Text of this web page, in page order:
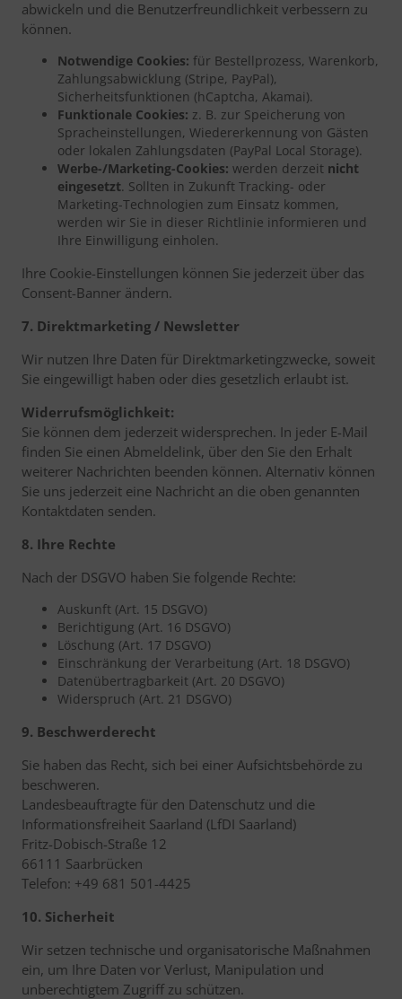
abwickeln und die Benutzerfreundlichkeit verbessern zu
können.
Notwendige Cookies: für Bestellprozess, Warenkorb,
Zahlungsabwicklung (Stripe, PayPal),
Sicherheitsfunktionen (hCaptcha, Akamai).
Funktionale Cookies: z. B. zur Speicherung von
Spracheinstellungen, Wiedererkennung von Gästen
oder lokalen Zahlungsdaten (PayPal Local Storage).
Werbe-/Marketing-Cookies: werden derzeit nicht
eingesetzt. Sollten in Zukunft Tracking- oder
Marketing-Technologien zum Einsatz kommen,
werden wir Sie in dieser Richtlinie informieren und
Ihre Einwilligung einholen.
Ihre Cookie-Einstellungen können Sie jederzeit über das
Consent-Banner ändern.
7. Direktmarketing / Newsletter
Wir nutzen Ihre Daten für Direktmarketingzwecke, soweit
Sie eingewilligt haben oder dies gesetzlich erlaubt ist.
Widerrufsmöglichkeit:
Sie können dem jederzeit widersprechen. In jeder E-Mail
finden Sie einen Abmeldelink, über den Sie den Erhalt
weiterer Nachrichten beenden können. Alternativ können
Sie uns jederzeit eine Nachricht an die oben genannten
Kontaktdaten senden.
8. Ihre Rechte
Nach der DSGVO haben Sie folgende Rechte:
Auskunft (Art. 15 DSGVO)
Berichtigung (Art. 16 DSGVO)
Löschung (Art. 17 DSGVO)
Einschränkung der Verarbeitung (Art. 18 DSGVO)
Datenübertragbarkeit (Art. 20 DSGVO)
Widerspruch (Art. 21 DSGVO)
9. Beschwerderecht
Sie haben das Recht, sich bei einer Aufsichtsbehörde zu
beschweren.
Landesbeauftragte für den Datenschutz und die
Informationsfreiheit Saarland (LfDI Saarland)
Fritz-Dobisch-Straße 12
66111 Saarbrücken
Telefon: +49 681 501-4425
10. Sicherheit
Wir setzen technische und organisatorische Maßnahmen
ein, um Ihre Daten vor Verlust, Manipulation und
unberechtigtem Zugriff zu schützen.